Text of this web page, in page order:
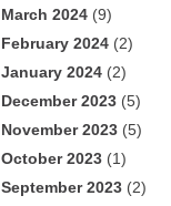
March 2024 (9)
February 2024 (2)
January 2024 (2)
December 2023 (5)
November 2023 (5)
October 2023 (1)
September 2023 (2)